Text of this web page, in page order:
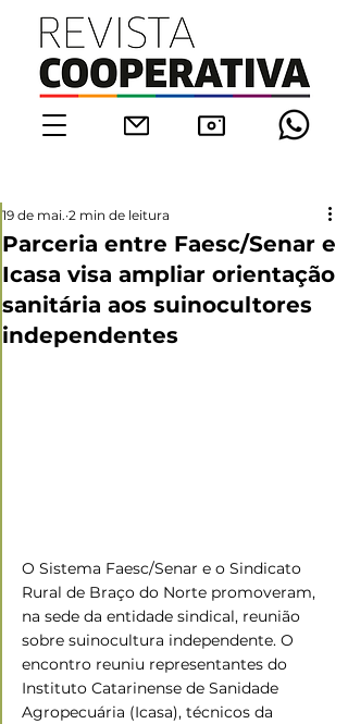
Parceria entre Faesc/Senar e
Icasa visa ampliar orientação
sanitária aos suinocultores
independentes
19 de mai. 2 min de leitura
O Sistema Faesc/Senar e o Sindicato
Rural de Braço do Norte promoveram,
na sede da entidade sindical, reunião
sobre suinocultura independente. O
encontro reuniu representantes do
Instituto Catarinense de Sanidade
Agropecuária (Icasa), técnicos da